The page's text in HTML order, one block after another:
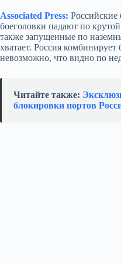
Associated Press: Российские
боеголовки падают по
также запущенные по
хватает. Россия
невозможно, что видно по
Читайте также:
блокировки портов